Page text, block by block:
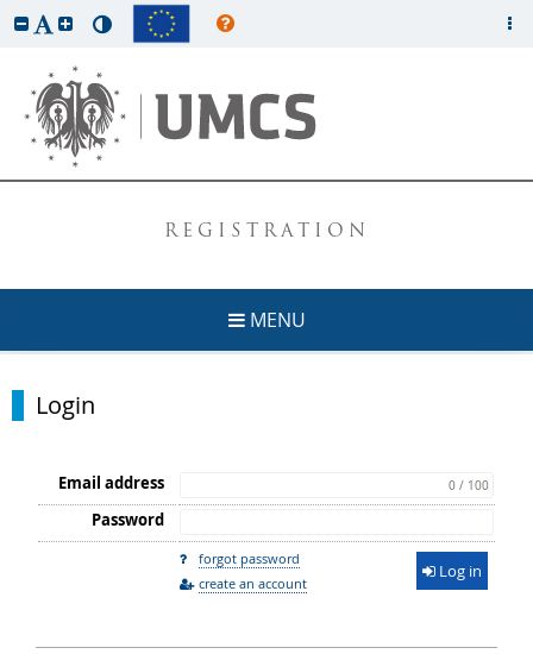
REGISTRATION
MENU
Login
Email address 0 / 100
Password
forgot password
create an account
Log in